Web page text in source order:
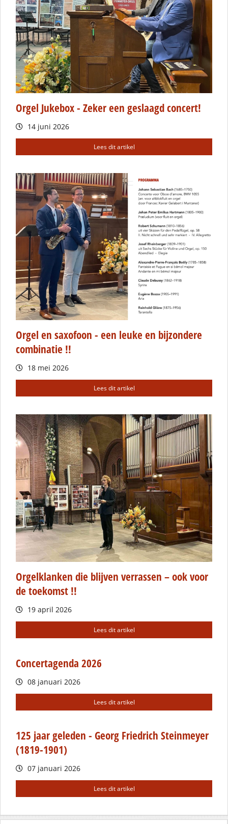
Orgel Jukebox - Zeker een geslaagd concert!
14 juni 2026
Lees dit artikel
Orgel en saxofoon - een leuke en bijzondere
combinatie !!
18 mei 2026
Lees dit artikel
Orgelklanken die blijven verrassen – ook voor
de toekomst !!
19 april 2026
Lees dit artikel
Concertagenda 2026
08 januari 2026
Lees dit artikel
125 jaar geleden - Georg Friedrich Steinmeyer
(1819-1901)
07 januari 2026
Lees dit artikel